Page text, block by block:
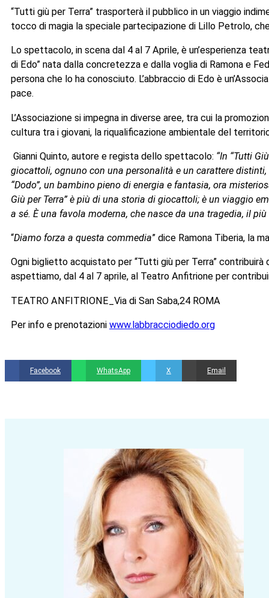
“Tutti giù per Terra” trasporterà il pubblico in un viaggio
tocco di magia la speciale partecipazione di Lillo Petrolo,
Lo spettacolo, in scena dal 4 al 7 Aprile, è un’esperienza
di Edo” nata dalla concretezza e dalla voglia di Ramona e
persona che lo ha conosciuto. L’abbraccio di Edo è
pace.
L’Associazione si impegna in diverse aree, tra cui la
cultura tra i giovani, la riqualificazione ambientale del
Gianni Quinto, autore e regista dello spettacolo: “In “Tutti
giocattoli, ognuno con una personalità e un carattere
“Dodo”, un bambino pieno di energia e fantasia, ora
Giù per Terra” è più di una storia di giocattoli; è un viaggio
a sé. È una favola moderna, che nasce da una tragedia, il
“Diamo forza a questa commedia” dice Ramona Tiberia, la
Ogni biglietto acquistato per “Tutti giù per Terra”
aspettiamo, dal 4 al 7 aprile, al Teatro Anfitrione per
TEATRO ANFITRIONE_Via di San Saba,24 ROMA
Per info e prenotazioni www.labbracciodiedo.org
Facebook WhatsApp X Email